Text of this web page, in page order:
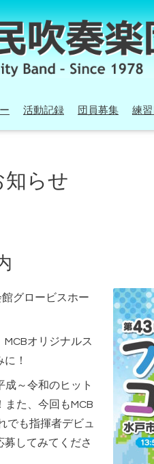
活動記録 団員募集 練
知らせ
グロービスホー
オリジナルス
！
成～令和のヒット
また、今回もMCB
でも指揮者デビュ
してみてくださ